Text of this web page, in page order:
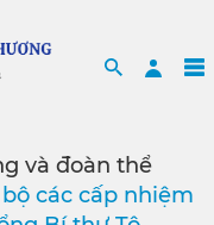
Search
và đoàn thể
các cấp nhiệm